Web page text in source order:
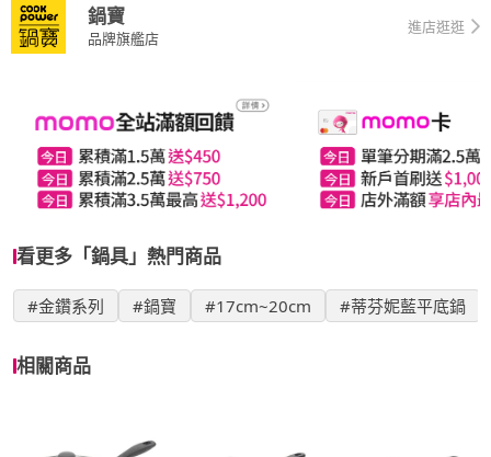
鍋寶
品牌旗艦店
進店逛逛
看更多「鍋具」熱門商品
#金鑽系列 #鍋寶 #17cm~20cm #蒂芬妮藍平底鍋
相關商品